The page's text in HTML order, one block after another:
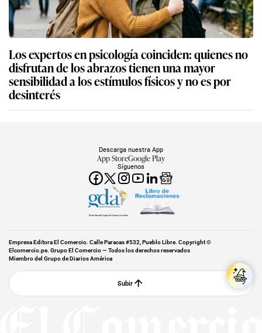
Los expertos en psicología coinciden: quienes no
disfrutan de los abrazos tienen una mayor
sensibilidad a los estímulos físicos y no es por
desinterés
Síguenos
Descarga nuestra App
App StoreGoogle Play
Miembro del Grupo de Diarios América
Empresa Editora El Comercio. Calle Paracas #532, Pueblo Libre. Copyright ©
Elcomercio.pe. Grupo El Comercio — Todos los derechos reservados
Miembro del Grupo de Diarios América
Subir